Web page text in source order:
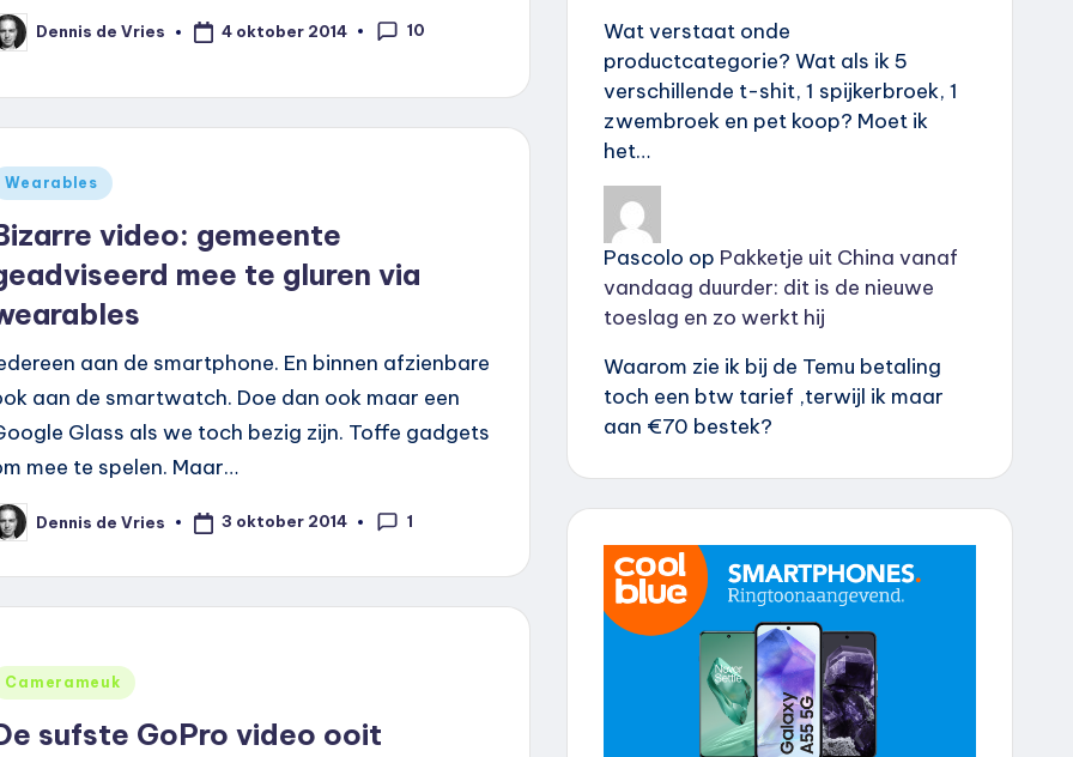
Dennis de Vries 4 oktober 2014 10
Wearables
video: gemeente
mee te gluren via
aan de smartphone. En binnen afzienbare
aan de smartwatch. Doe dan ook maar een
Glass als we toch bezig zijn. Toffe gadgets
mee te spelen. Maar…
Dennis de Vries 3 oktober 2014 1
Camerameuk
sufste GoPro video ooit
Wat verstaat onde
productcategorie? Wat als ik 5
verschillende t-shit, 1 spijkerbroek, 1
zwembroek en pet koop? Moet ik
het…
Pascolo op Pakketje uit China vanaf
vandaag duurder: dit is de nieuwe
toeslag en zo werkt hij
Waarom zie ik bij de Temu betaling
toch een btw tarief ,terwijl ik maar
aan €70 bestek?